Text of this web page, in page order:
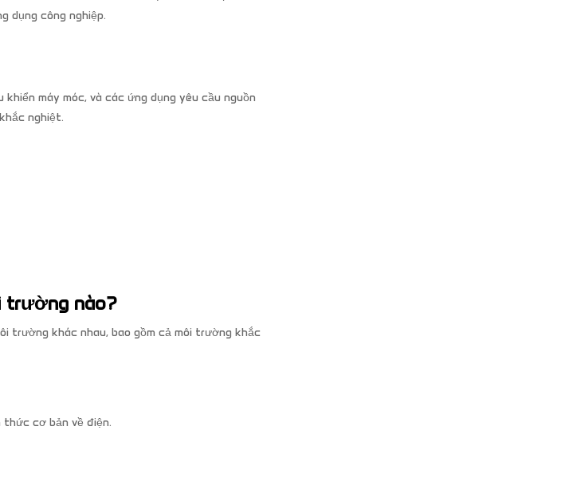
dụng công nghiệp.
máy móc, và các ứng dụng yêu cầu nguồn
nghiệt.
trường nào?
trường khác nhau, bao gồm cả môi trường khắc
thức cơ bản về điện.